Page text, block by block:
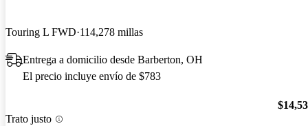
Touring L FWD 114,278 millas
Entrega a domicilio desde Barberton, OH
El precio incluye envío de $783
Trato justo